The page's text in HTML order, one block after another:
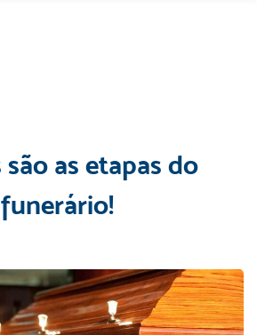
são as etapas do